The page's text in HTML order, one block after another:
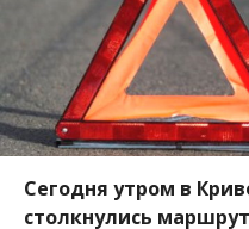
Сегодня утром в
столкнулись